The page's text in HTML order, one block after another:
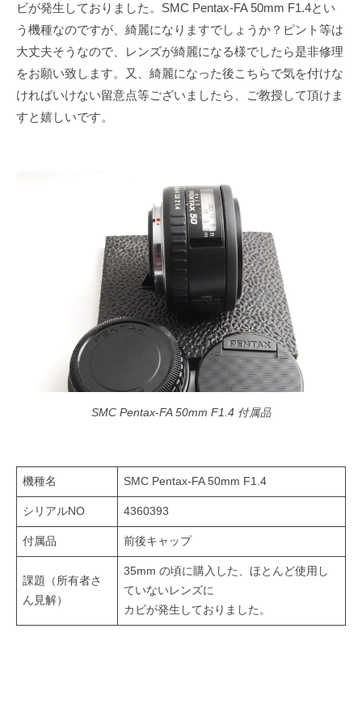
ビが発生しておりました。SMC Pentax-FA 50mm F1.4とい
う機種なのですが、綺麗になりますでしょうか？ピント等は
大丈夫そうなので、レンズが綺麗になる様でしたら是非修理
をお願い致します。又、綺麗になった後こちらで気を付けな
ければいけない留意点等ございましたら、ご教授して頂けま
すと嬉しいです。
SMC Pentax-FA 50mm F1.4 付属品
機種名 SMC Pentax-FA 50mm F1.4
シリアルNO 4360393
付属品 前後キャップ
課題（所有者さ
ん見解）
35mm の頃に購入した、ほとんど使用し
ていないレンズに
カビが発生しておりました。